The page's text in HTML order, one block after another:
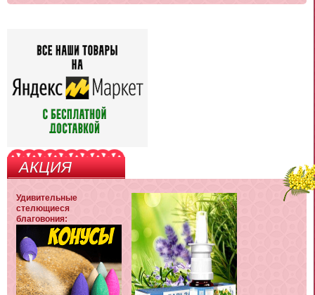
АКЦИЯ
Удивительные
стелющиеся
благовония: